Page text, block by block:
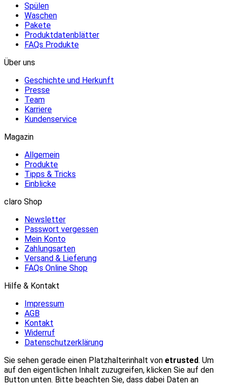
Spülen
Waschen
Pakete
Produktdatenblätter
FAQs Produkte
Über uns
Geschichte und Herkunft
Presse
Team
Karriere
Kundenservice
Magazin
Allgemein
Produkte
Tipps & Tricks
Einblicke
claro Shop
Newsletter
Passwort vergessen
Mein Konto
Zahlungsarten
Versand & Lieferung
FAQs Online Shop
Hilfe & Kontakt
Impressum
AGB
Kontakt
Widerruf
Datenschutzerklärung
Sie sehen gerade einen Platzhalterinhalt von etrusted. Um
auf den eigentlichen Inhalt zuzugreifen, klicken Sie auf den
Button unten. Bitte beachten Sie, dass dabei Daten an